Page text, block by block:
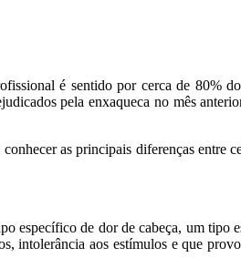
é sentido por cerca de 80%
pela enxaqueca no mês
as principais diferenças entre
específico de dor de cabeça, um tipo
intolerância aos estímulos e que